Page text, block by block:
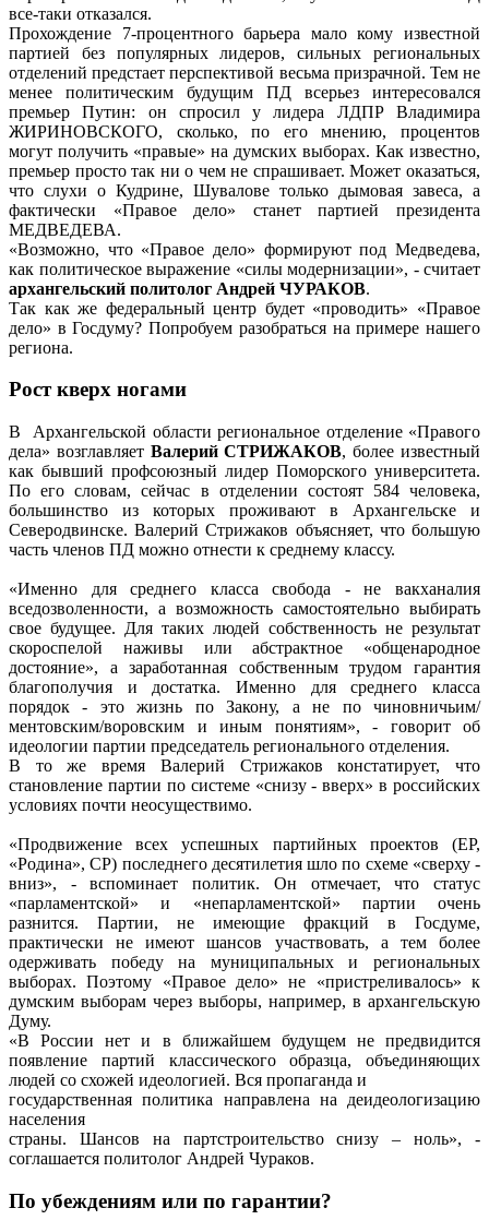
все-таки отказался.
Прохождение 7-процентного барьера мало кому известной
партией без популярных лидеров, сильных региональных
отделений предстает перспективой весьма призрачной. Тем не
менее политическим будущим ПД всерьез интересовался
премьер Путин: он спросил у лидера ЛДПР Владимира
ЖИРИНОВСКОГО, сколько, по его мнению, процентов
могут получить «правые» на думских выборах. Как известно,
премьер просто так ни о чем не спрашивает. Может оказаться,
что слухи о Кудрине, Шувалове только дымовая завеса, а
фактически «Правое дело» станет партией президента
МЕДВЕДЕВА.
«Возможно, что «Правое дело» формируют под Медведева,
как политическое выражение «силы модернизации», - считает
архангельский политолог Андрей ЧУРАКОВ.
Так как же федеральный центр будет «проводить» «Правое
дело» в Госдуму? Попробуем разобраться на примере нашего
региона.
Рост кверх ногами
В Архангельской области региональное отделение «Правого
дела» возглавляет Валерий СТРИЖАКОВ, более известный
как бывший профсоюзный лидер Поморского университета.
По его словам, сейчас в отделении состоят 584 человека,
большинство из которых проживают в Архангельске и
Северодвинске. Валерий Стрижаков объясняет, что большую
часть членов ПД можно отнести к среднему классу.
«Именно для среднего класса свобода - не вакханалия
вседозволенности, а возможность самостоятельно выбирать
свое будущее. Для таких людей собственность не результат
скороспелой наживы или абстрактное «общенародное
достояние», а заработанная собственным трудом гарантия
благополучия и достатка. Именно для среднего класса
порядок - это жизнь по Закону, а не по чиновничьим/
ментовским/воровским и иным понятиям», - говорит об
идеологии партии председатель регионального отделения.
В то же время Валерий Стрижаков констатирует, что
становление партии по системе «снизу - вверх» в российских
условиях почти неосуществимо.
«Продвижение всех успешных партийных проектов (ЕР,
«Родина», СР) последнего десятилетия шло по схеме «сверху -
вниз», - вспоминает политик. Он отмечает, что статус
«парламентской» и «непарламентской» партии очень
разнится. Партии, не имеющие фракций в Госдуме,
практически не имеют шансов участвовать, а тем более
одерживать победу на муниципальных и региональных
выборах. Поэтому «Правое дело» не «пристреливалось» к
думским выборам через выборы, например, в архангельскую
Думу.
«В России нет и в ближайшем будущем не предвидится
появление партий классического образца, объединяющих
людей со схожей идеологией. Вся пропаганда и
государственная политика направлена на деидеологизацию
населения
страны. Шансов на партстроительство снизу – ноль», -
соглашается политолог Андрей Чураков.
По убеждениям или по гарантии?